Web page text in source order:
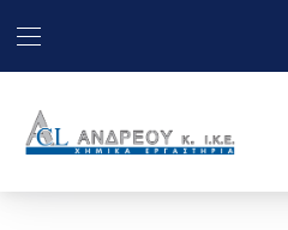
Επάνω γραμμή πλοήγηση
ΧΗΜΙΚΑ